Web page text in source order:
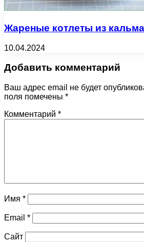
Жареные котлеты из
10.04.2024
Добавить комментарий
Ваш адрес email не будет
поля помечены *
Комментарий *
Имя *
Email *
Сайт